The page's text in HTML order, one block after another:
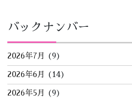
バックナンバー
2026年7月 (9)
2026年6月 (14)
2026年5月 (9)